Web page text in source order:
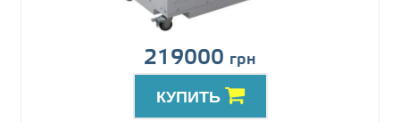
219000 грн
КУПИТЬ